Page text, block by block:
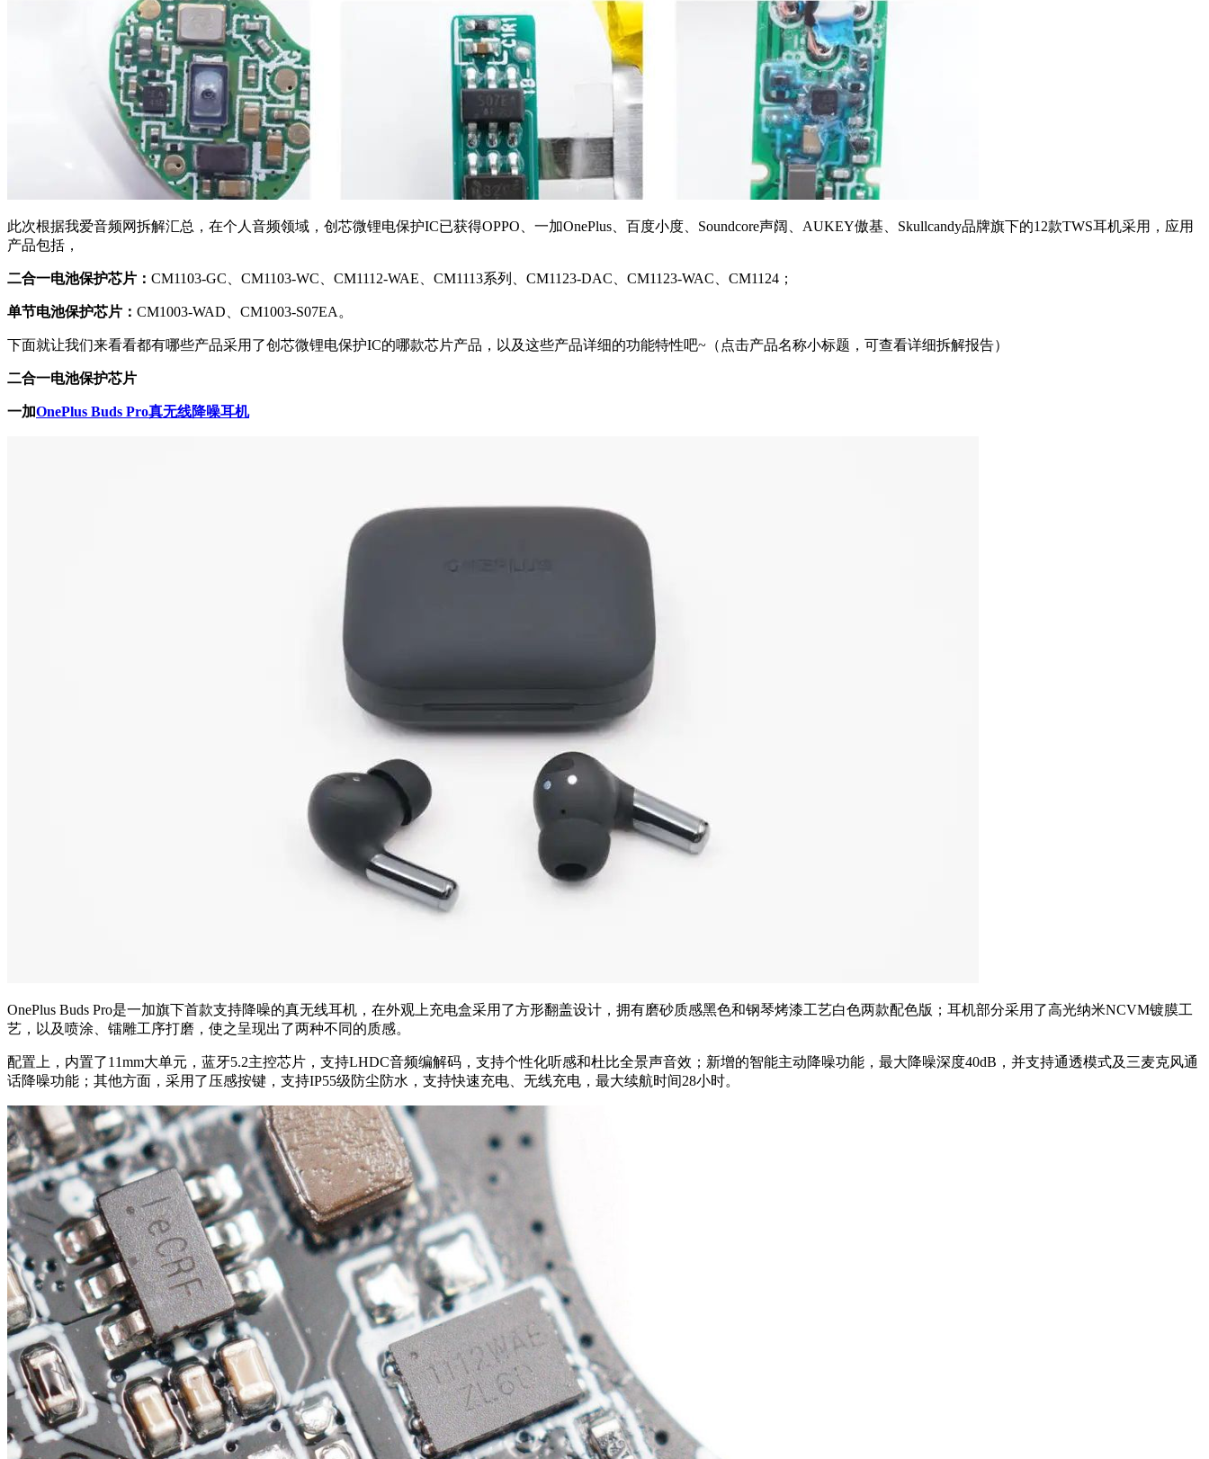
此次根据我爱音频网拆解汇总，在个人音频领域，创芯微锂电保护IC已获得OPPO、一加OnePlus、百度小度、Soundcore声阔、AUKEY傲基、Skullcandy品牌旗下的12款TWS耳机采用，应用
产品包括，
二合一电池保护芯片： CM1103-GC、CM1103-WC、CM1112-WAE、CM1113系列、CM1123-DAC、CM1123-WAC、CM1124；
单节电池保护芯片： CM1003-WAD、CM1003-S07EA。
下面就让我们来看看都有哪些产品采用了创芯微锂电保护IC的哪款芯片产品，以及这些产品详细的功能特性吧~（点击产品名称小标题，可查看详细拆解报告）
二合一电池保护芯片
一加OnePlus Buds Pro真无线降噪耳机
OnePlus Buds Pro是一加旗下首款支持降噪的真无线耳机，在外观上充电盒采用了方形翻盖设计，拥有磨砂质感黑色和钢琴烤漆工艺白色两款配色版；耳机部分采用了高光纳米NCVM镀膜工
艺，以及喷涂、镭雕工序打磨，使之呈现出了两种不同的质感。
配置上，内置了11mm大单元，蓝牙5.2主控芯片，支持LHDC音频编解码，支持个性化听感和杜比全景声音效；新增的智能主动降噪功能，最大降噪深度40dB，并支持通透模式及三麦克风通
话降噪功能；其他方面，采用了压感按键，支持IP55级防尘防水，支持快速充电、无线充电，最大续航时间28小时。